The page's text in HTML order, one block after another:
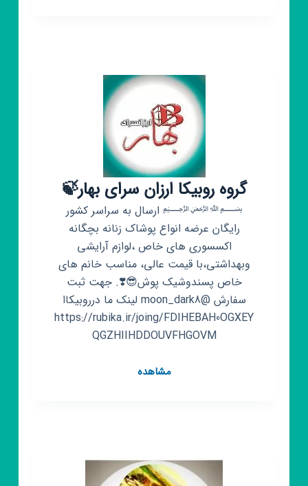
گروه روبیکا ارزان سرای بهار🍃
﷽ ارسال به سراسر کشور
رایگان عرضه انواع پوشاک زنانه بچگانه
اکسسوری های خاص ،لوازم آرایشی
وبهداشتی،با قیمت عالی، مناسب خانم های
خاص پسندوشیک پوش😎❣️. جهت ثبت
سفارش @moon_dark8 لینک ما درروبیکاا
https://rubika.ir/joing/FDIHEBAH0OGXEY
QGZHIIHDDOUVFHGOVM
مشاهدهگروه